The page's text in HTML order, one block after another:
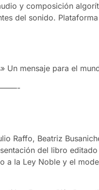
y composición
del sonido.
Un mensaje para el
Raffo, Beatriz
del libro
a la Ley Noble y el